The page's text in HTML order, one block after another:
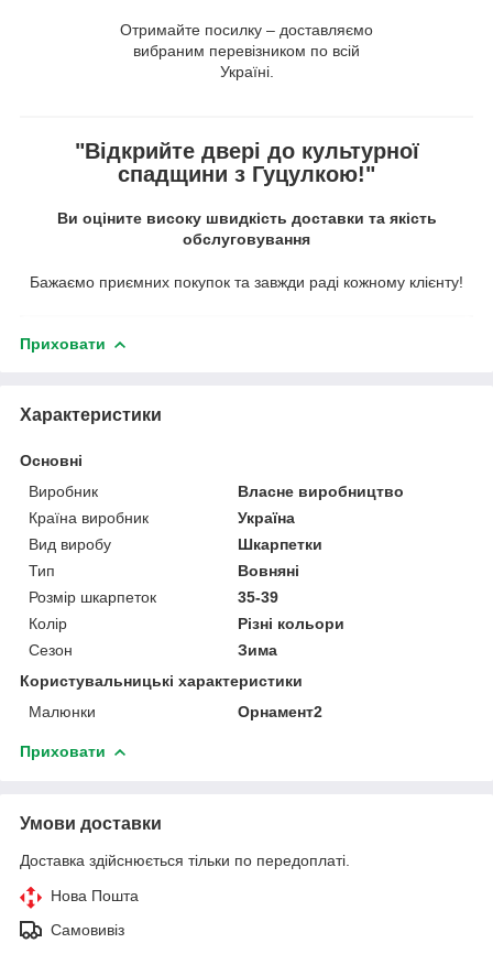
Отримайте посилку – доставляємо
вибраним перевізником по всій
Україні.
"Відкрийте двері до культурної
спадщини з Гуцулкою!"
Ви оціните високу швидкість доставки та якість
обслуговування
Бажаємо приємних покупок та завжди раді кожному клієнту!
Приховати
Характеристики
Основні
Виробник
Власне виробництво
Країна виробник
Україна
Вид виробу
Шкарпетки
Тип
Вовняні
Розмір шкарпеток
35-39
Колір
Різні кольори
Сезон
Зима
Користувальницькі характеристики
Малюнки
Орнамент2
Приховати
Умови доставки
Доставка здійснюється тільки по передоплаті.
Нова Пошта
Самовивіз